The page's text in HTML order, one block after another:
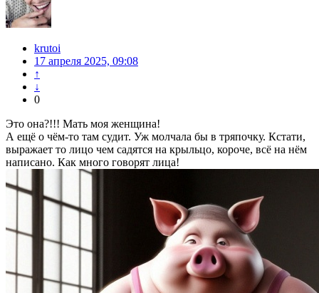
krutoi
17 апреля 2025, 09:08
↑
↓
0
Это она?!!! Мать моя женщина!
А ещё о чём-то там судит. Уж молчала бы в тряпочку. Кстати,
выражает то лицо чем садятся на крыльцо, короче, всё на нём
написано. Как много говорят лица!